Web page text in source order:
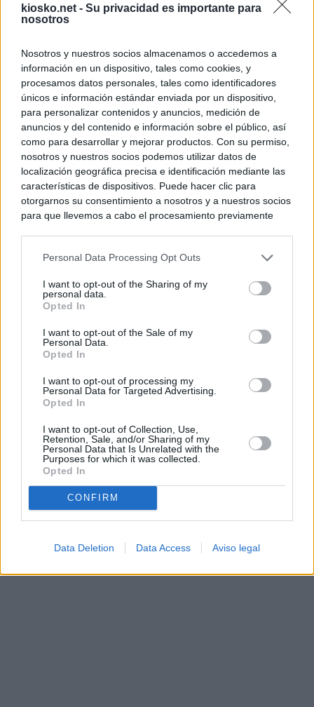
kiosko.net - Su privacidad es importante para
nosotros
Nosotros y nuestros socios almacenamos o accedemos a
información en un dispositivo, tales como cookies, y
procesamos datos personales, tales como identificadores
únicos e información estándar enviada por un dispositivo,
para personalizar contenidos y anuncios, medición de
anuncios y del contenido e información sobre el público, así
como para desarrollar y mejorar productos. Con su permiso,
nosotros y nuestros socios podemos utilizar datos de
localización geográfica precisa e identificación mediante las
características de dispositivos. Puede hacer clic para
otorgarnos su consentimiento a nosotros y a nuestros socios
para que llevemos a cabo el procesamiento previamente
negar su consentimiento. Tenga en cuenta que algún
de su consentimiento, pero usted tiene el derecho de
rechazar tal procesamiento. Sus preferencias se aplicarán
cualquier momento entrando de nuevo en este sitio web o
visitando nuestra política de privacidad.
Personal Data Processing Opt Outs
I want to opt-out of the Sharing of my
personal data.
Opted In
I want to opt-out of the Sale of my
Personal Data.
Opted In
I want to opt-out of processing my
Personal Data for Targeted Advertising.
Opted In
I want to opt-out of Collection, Use,
Retention, Sale, and/or Sharing of my
Personal Data that Is Unrelated with the
Purposes for which it was collected.
Opted In
CONFIRM
Data Deletion Data Access Aviso legal